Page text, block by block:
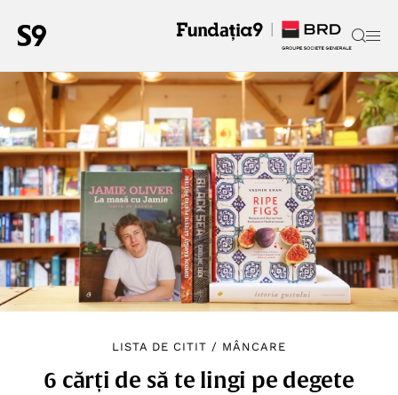
LISTA DE CITIT / MÂNCARE
6 cărți de să te lingi pe degete